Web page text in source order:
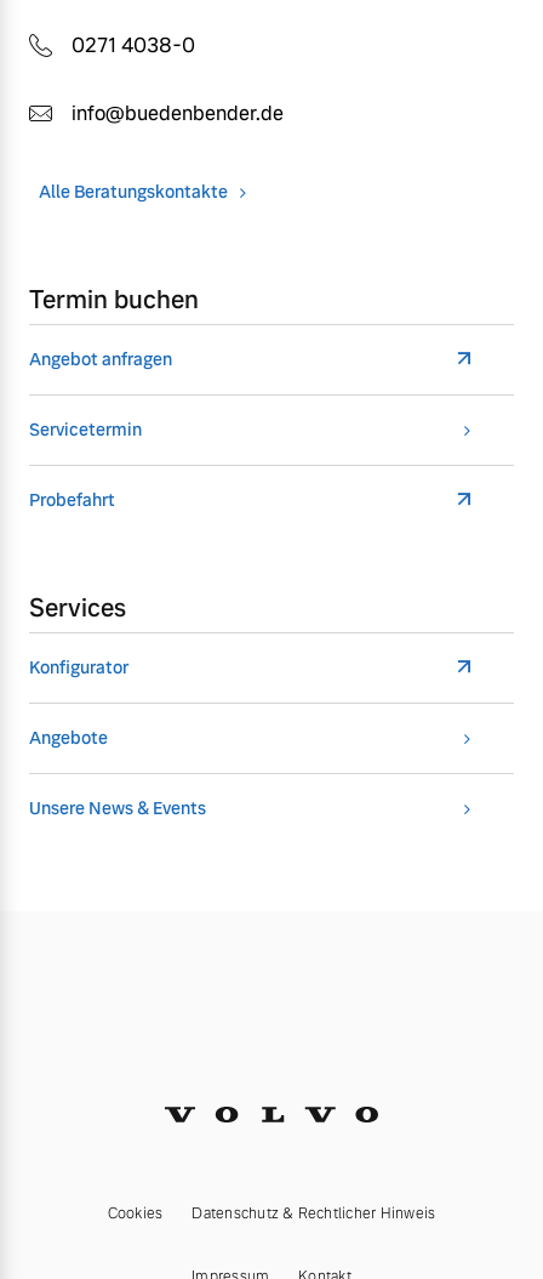
0271 4038-0
info@buedenbender.de
Alle Beratungskontakte
Termin buchen
Angebot anfragen
Servicetermin
Probefahrt
Services
Konfigurator
Angebote
Unsere News & Events
Cookies Datenschutz & Rechtlicher Hinweis